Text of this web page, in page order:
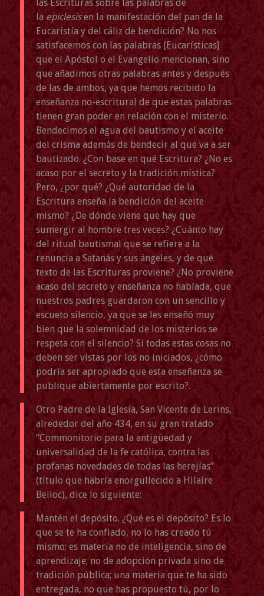
las Escrituras sobre las palabras de
la epiclesisen la manifestación del pan de la
Eucaristía y del cáliz de bendición? No nos
satisfacemos con las palabras [Eucarísticas]
que el Apóstol o el Evangelio mencionan, sino
que añadimos otras palabras antes y después
de las de ambos, ya que hemos recibido la
enseñanza no-escritural de que estas palabras
tienen gran poder en relación con el misterio.
Bendecimos el agua del bautismo y el aceite
del crisma además de bendecir al que va a ser
bautizado. ¿Con base en qué Escritura? ¿No es
acaso por el secreto y la tradición mística?
Pero, ¿por qué? ¿Qué autoridad de la
Escritura enseña la bendición del aceite
mismo? ¿De dónde viene que hay que
sumergir al hombre tres veces? ¿Cuánto hay
del ritual bautismal que se refiere a la
renuncia a Satanás y sus ángeles, y de qué
texto de las Escrituras proviene? ¿No proviene
acaso del secreto y enseñanza no hablada, que
nuestros padres guardaron con un sencillo y
escueto silencio, ya que se les enseñó muy
bien que la solemnidad de los misterios se
respeta con el silencio? Si todas estas cosas no
deben ser vistas por los no iniciados, ¿cómo
podría ser apropiado que esta enseñanza se
publique abiertamente por escrito?.
Otro Padre de la Iglesia, San Vicente de Lerins,
alrededor del año 434, en su gran tratado
“Commonitorio para la antigüedad y
universalidad de la fe católica, contra las
profanas novedades de todas las herejías”
(título que habría enorgullecido a Hilaire
Belloc), dice lo siguiente:
Mantén el depósito. ¿Qué es el depósito? Es lo
que se te ha confiado, no lo has creado tú
mismo; es materia no de inteligencia, sino de
aprendizaje; no de adopción privada sino de
tradición pública; una materia que te ha sido
entregada, no que has propuesto tú, por lo